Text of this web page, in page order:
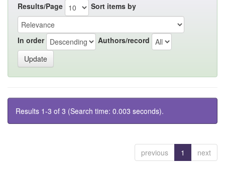
Results/Page Sort items by
In order Authors/record
Results 1-3 of 3 (Search time: 0.003 seconds).
previous 1 next